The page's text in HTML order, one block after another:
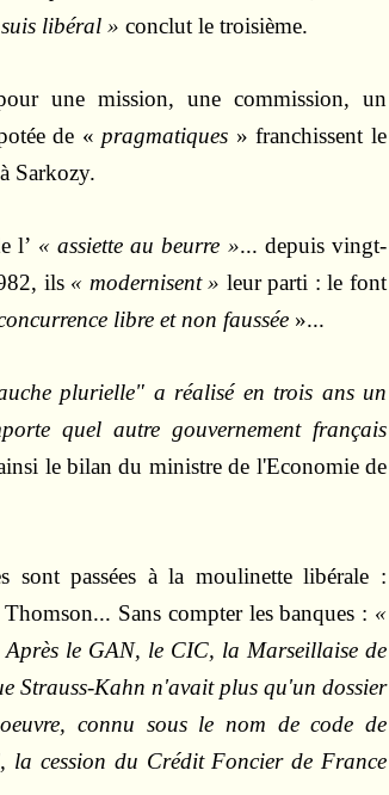
libéral » conclut le troisième.
une mission, une commission, un
de « pragmatiques » franchissent le
Sarkozy.
l’ « assiette au beurre »... depuis vingt-
ils « modernisent » leur parti : le font
libre et non faussée »...
plurielle" a réalisé en trois ans un
quel autre gouvernement français
le bilan du ministre de l'Economie de
sont passées à la moulinette libérale :
Sans compter les banques : «
Après le GAN, le CIC, la Marseillaise de
Strauss-Kahn n'avait plus qu'un dossier
connu sous le nom de code de
la cession du Crédit Foncier de France